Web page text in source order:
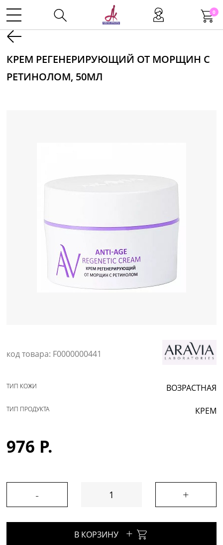
0
Инструменты
Маникюр
Уход за кожей
КРЕМ РЕГЕНЕРИРУЮЩИЙ ОТ МОРЩИН С
РЕТИНОЛОМ, 50МЛ
код товара: F0000000441
ВОЗРАСТНАЯ
ТИП КОЖИ
КРЕМ
ТИП ПРОДУКТА
976 Р.
- +
В КОРЗИНУ +